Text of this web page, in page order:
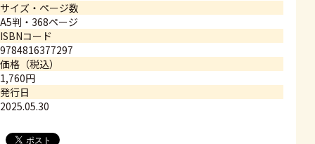
サイズ・ページ数
A5判・368ページ
ISBNコード
9784816377297
価格（税込）
1,760円
発行日
2025.05.30